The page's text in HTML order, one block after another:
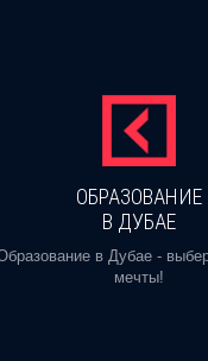
ОБРАЗОВАНИЕ
В ДУБАЕ
в Дубае -
мечты!